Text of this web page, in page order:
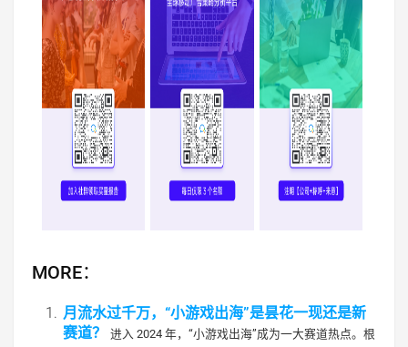
MORE：
月流水过千万，“小游戏出海”是昙花一现还是新
赛道？
进入 2024 年，“小游戏出海”成为一大赛道热点。根